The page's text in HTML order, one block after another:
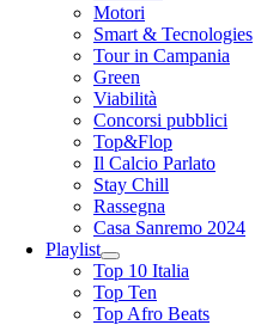
Motori
Smart & Tecnologies
Tour in Campania
Green
Viabilità
Concorsi pubblici
Top&Flop
Il Calcio Parlato
Stay Chill
Rassegna
Casa Sanremo 2024
Playlist
Top 10 Italia
Top Ten
Top Afro Beats